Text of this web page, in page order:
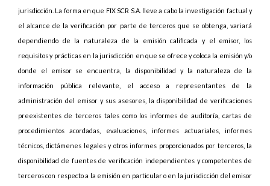
jurisdicción. La forma en que FIX SCR S.A. lleve a cabo la investigación factual y
el alcance de la verificación por parte de terceros que se obtenga, variará
dependiendo de la naturaleza de la emisión calificada y el emisor, los
requisitos y prácticas en la jurisdicción en que se ofrece y coloca la emisión y/o
donde el emisor se encuentra, la disponibilidad y la naturaleza de la
información pública relevante, el acceso a representantes de la
administración del emisor y sus asesores, la disponibilidad de verificaciones
preexistentes de terceros tales como los informes de auditoría, cartas de
procedimientos acordadas, evaluaciones, informes actuariales, informes
técnicos, dictámenes legales y otros informes proporcionados por terceros, la
disponibilidad de fuentes de verificación independientes y competentes de
terceros con respecto a la emisión en particular o en la jurisdicción del emisor